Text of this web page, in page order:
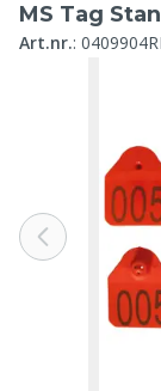
MS Tag
Art.nr.: